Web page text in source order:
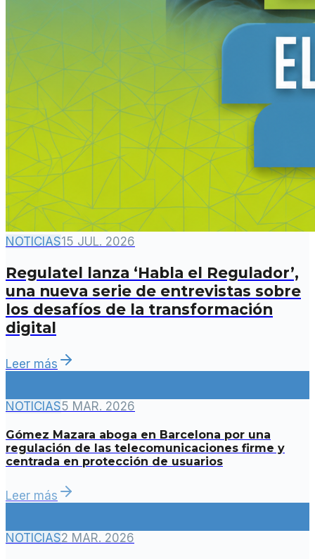
NOTICIAS15 JUL. 2026
Regulatel lanza ‘Habla el Regulador’,
una nueva serie de entrevistas sobre
los desafíos de la transformación
digital
Leer más
NOTICIAS5 MAR. 2026
Gómez Mazara aboga en Barcelona por una
regulación de las telecomunicaciones firme y
centrada en protección de usuarios
Leer más
NOTICIAS2 MAR. 2026